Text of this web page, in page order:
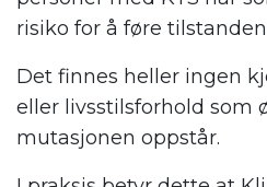
risiko for å føre
Det finnes heller ingen
eller livsstilsforhold som
mutasjonen oppstår.